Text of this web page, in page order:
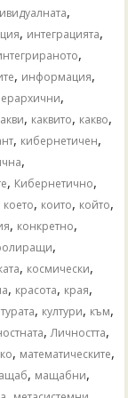
,
, интеграцията,
,
, информация,
,
, каквито, какво,
, кибернетичен,
,
, Кибернетично,
което, които, който,
, конкретно,
,
, космически,
, красота, края,
, култури, към,
,Личността,
, математическите,
, мащабни,